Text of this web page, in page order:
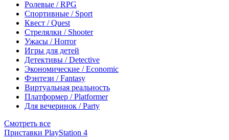
Ролевые / RPG
Спортивные / Sport
Квест / Quest
Стрелялки / Shooter
Ужасы / Horror
Игры для детей
Детективы / Detective
Экономические / Economic
Фэнтези / Fantasy
Виртуальная реальность
Платформер / Platformer
Для вечеринок / Party
Смотреть все
Приставки PlayStation 4